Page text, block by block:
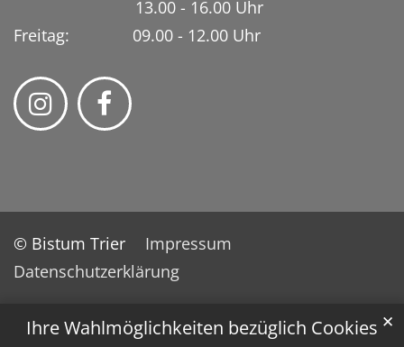
Ihre Wahlmöglichkeiten bezüglich Cookies ✕
13.00 - 16.00 Uhr
Freitag: 09.00 - 12.00 Uhr
© Bistum Trier
Impressum
Datenschutzerklärung